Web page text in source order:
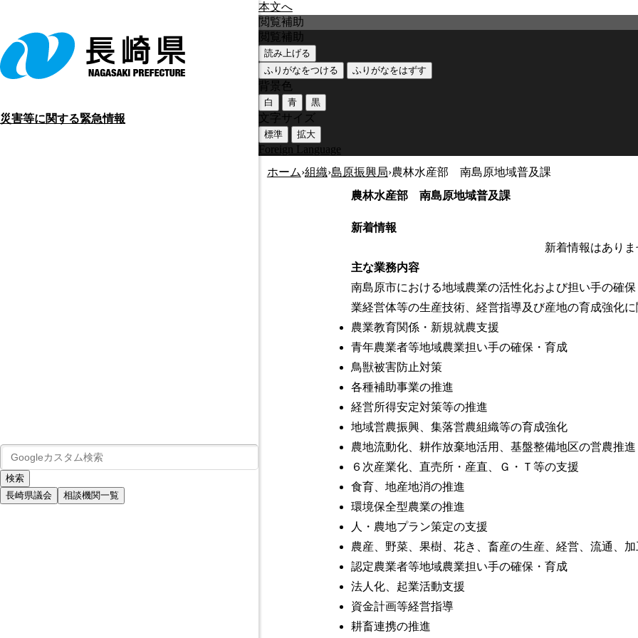
本文へ
災害等に関する緊急情報
長崎県議会 相談機関一覧
閲覧補助
閲覧補助
読み上げる
ふりがなをつける
ふりがなをはずす
背景色
白 青 黒
文字サイズ
標準 拡大
Foreign Language
ホーム›組織›島原振興局›農林水産部 南島原地域普及課
農林水産部 南島原地域普及課
新着情報
新着情報はありま
主な業務内容
南島原市における地域農業の活性化および担い手の確
業経営体等の生産技術、経営指導及び産地の育成強化
農業教育関係・新規就農支援
青年農業者等地域農業担い手の確保・育成
鳥獣被害防止対策
各種補助事業の推進
経営所得安定対策等の推進
地域営農振興、集落営農組織等の育成強化
農地流動化、耕作放棄地活用、基盤整備地区の営農推進
６次産業化、直売所・産直、Ｇ・Ｔ等の支援
食育、地産地消の推進
環境保全型農業の推進
人・農地プラン策定の支援
農産、野菜、果樹、花き、畜産の生産、経営、流通、
認定農業者等地域農業担い手の確保・育成
法人化、起業活動支援
資金計画等経営指導
耕畜連携の推進